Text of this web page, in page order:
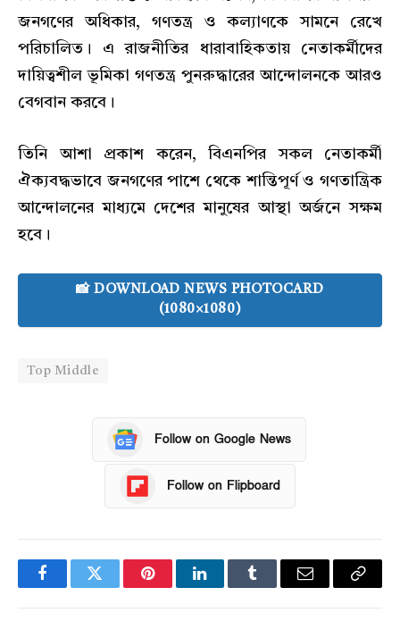
জনগণের অধিকার, গণতন্ত্র ও কল্যাণকে সামনে রেখে
পরিচালিত। এ রাজনীতির ধারাবাহিকতায় নেতাকর্মীদের
দায়িত্বশীল ভূমিকা গণতন্ত্র পুনরুদ্ধারের আন্দোলনকে আরও
বেগবান করবে।
তিনি আশা প্রকাশ করেন, বিএনপির সকল নেতাকর্মী
ঐক্যবদ্ধভাবে জনগণের পাশে থেকে শান্তিপূর্ণ ও গণতান্ত্রিক
আন্দোলনের মাধ্যমে দেশের মানুষের আস্থা অর্জনে সক্ষম
হবে।
📸 DOWNLOAD NEWS PHOTOCARD
(1080×1080)
Top Middle
Follow on Google News
Follow on Flipboard
FacebookTwitter PinterestLinkedInTumblr Email
Copy